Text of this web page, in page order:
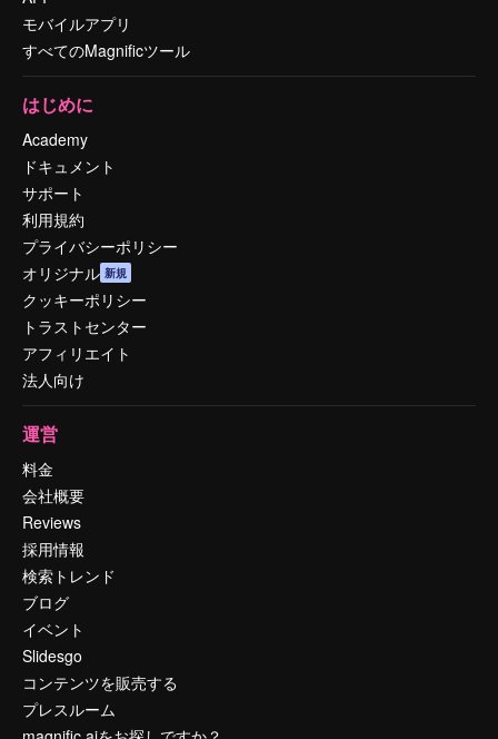
モバイルアプリ
すべてのMagnificツール
はじめに
Academy
ドキュメント
サポート
利用規約
プライバシーポリシー
オリジナル 新規
クッキーポリシー
トラストセンター
アフィリエイト
法人向け
運営
料金
会社概要
Reviews
採用情報
検索トレンド
ブログ
イベント
Slidesgo
コンテンツを販売する
プレスルーム